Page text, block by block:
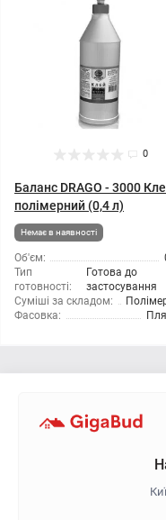
0
Баланс DRAGО - 3000
полімерний (0,4 л)
Немає в наявності
Об'єм:
Тип
готовності:
Готова до
застосування
Суміші за складом:
Фасовка: